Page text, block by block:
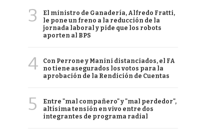
3
El ministro de Ganadería, Alfredo Fratti,
le pone un freno a la reducción de la
jornada laboral y pide que los robots
aporten al BPS
4
Con Perrone y Manini distanciados, el FA
no tiene asegurados los votos para la
aprobación de la Rendición de Cuentas
5
Entre "mal compañero" y "mal perdedor",
altísima tensión en vivo entre dos
integrantes de programa radial